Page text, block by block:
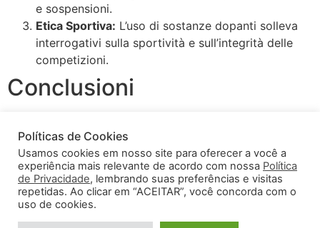
e sospensioni.
Etica Sportiva: L’uso di sostanze dopanti solleva
interrogativi sulla sportività e sull’integrità delle
competizioni.
Conclusioni
nel mondo dello sport, capace di offrire benefici legati
alle performance, ma con gravi rischi e implicazioni
etiche. Gli atleti devono ponderare attentamente le
proprie scelte, considerando non solo i propri obiettivi
sportivi ma anche le conseguenze a lungo termine sulla
salute e sull’integrità dello sport.
Políticas de Cookies
Usamos cookies em nosso site para oferecer a você a
experiência mais relevante de acordo com nossa Política
de Privacidade, lembrando suas preferências e visitas
repetidas. Ao clicar em “ACEITAR”, você concorda com o
uso de cookies.